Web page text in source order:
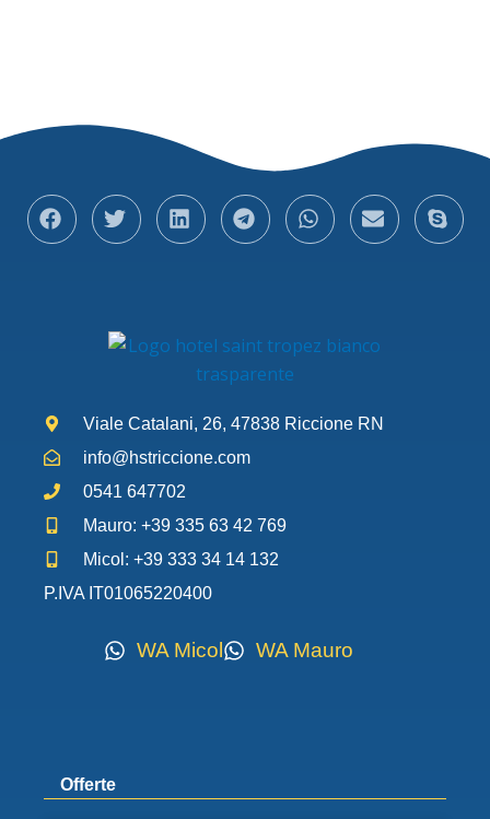
Viale Catalani, 26, 47838 Riccione RN
info@hstriccione.com
0541 647702
Mauro: +39 335 63 42 769
Micol: +39 333 34 14 132
P.IVA IT01065220400
WA Micol WA Mauro
Offerte